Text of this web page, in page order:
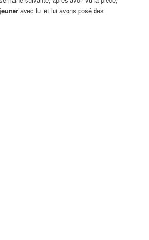
avec lui et lui avons posé des